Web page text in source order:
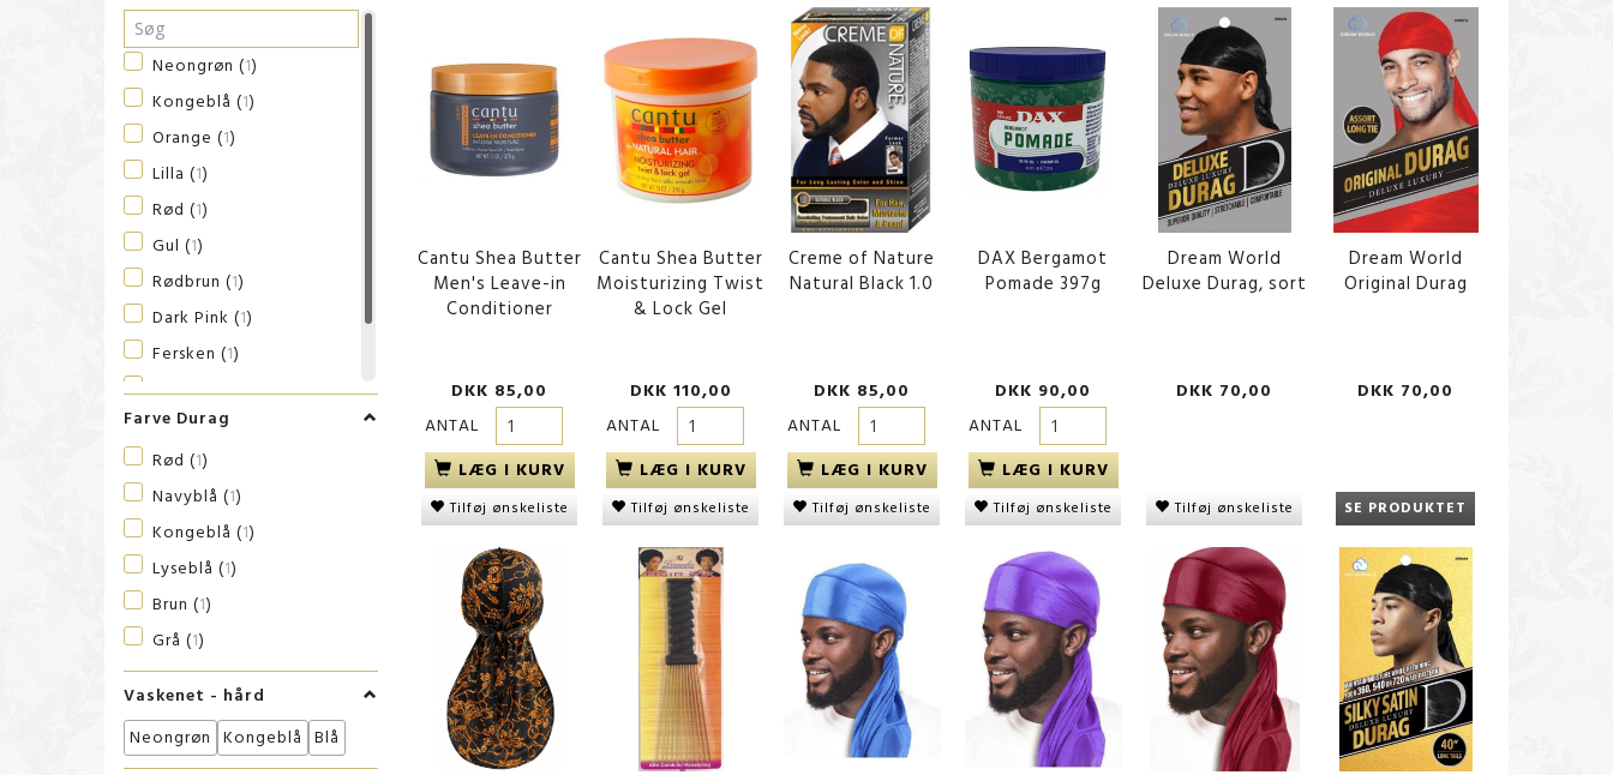
Lets Dred
Magic(5)
Magno(2
Malizia (1)
ORS(2
Palmer's
S-Curl
Secret d'Afrique
SheaMoisture
SKALA( 1)
Stylin Dredz(2)
Vaseline(
Vatika
Neongrøn (1)
Kongeblå (1)
Orange (1)
Lilla (1)
Rød (1)
Gul (1)
Rødbrun (1)
Dark Pink (1)
Fersken (1)
Blå(1)
Gyldenbrun
Farve Durag
Rød (1)
Navyblå (1)
Kongeblå (1)
Lyseblå (1)
Brun (1)
Grå (1)
Vaskenet - hård
Neongrøn Kongeblå Blå
Cantu Shea Butter
Men's Leave-in
Conditioner
DKK 85,00
ANTAL
LÆG I KURV
Tilføj ønskeliste
Cantu Shea Butter
Moisturizing Twist
& Lock Gel
DKK 110,00
ANTAL
LÆG I KURV
Tilføj ønskeliste
Creme of Nature
Natural Black 1.0
DKK 85,00
ANTAL
LÆG I KURV
Tilføj ønskeliste
DAX Bergamot
Pomade 397g
DKK 90,00
ANTAL
LÆG I KURV
Tilføj ønskeliste
Dream World
Deluxe Durag, sort
DKK 70,00
Tilføj ønskeliste
Dream World
Original Durag
DKK 70,00
SE PRODUKTET